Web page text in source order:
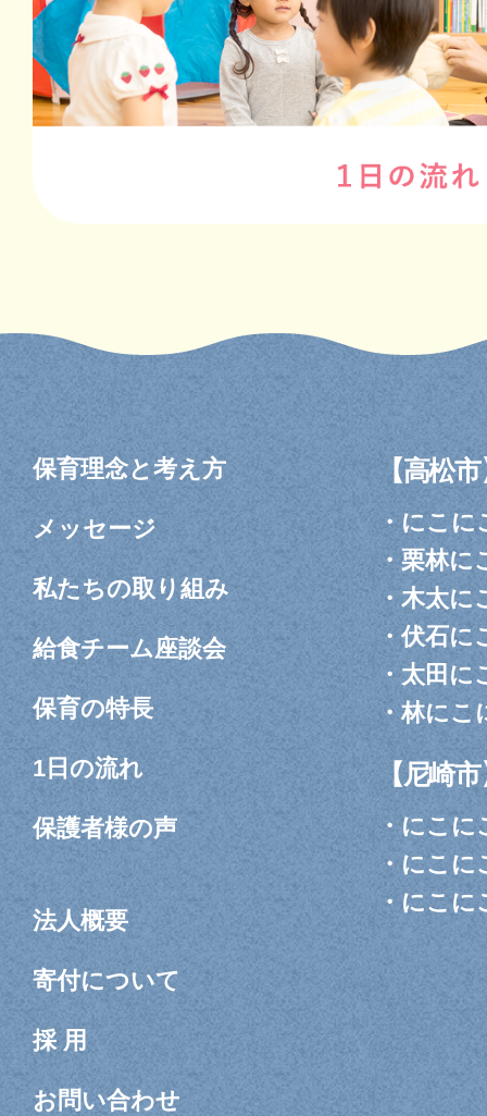
保育理念と考え方
メッセージ
私たちの取り組み
給食チーム座談会
保育の特長
1日の流れ
保護者様の声
【高松市
・ にこに
・栗林に
・ 木太に
・伏石に
・ 太田に
・林にこ
【尼崎
・にこに
・ にこに
・ にこに
法人概要
寄付について
採 用
お問い合わせ